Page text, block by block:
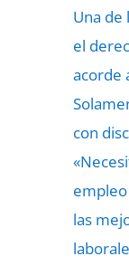
Una de
el
acorde
con
las